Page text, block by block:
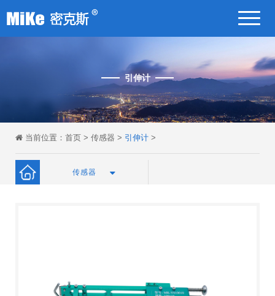
引伸计
当前位置： 首页 > 传感器 > 引伸计 >
传感器